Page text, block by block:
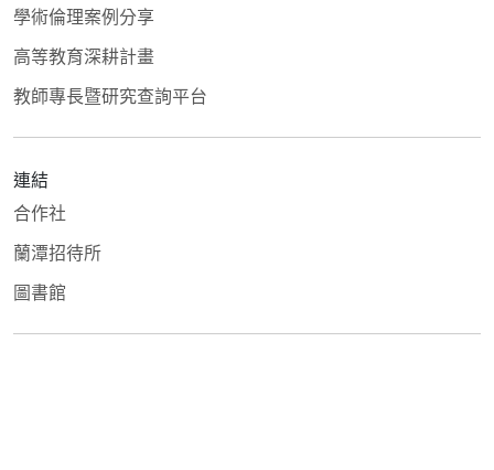
學術倫理案例分享
高等教育深耕計畫
教師專長暨研究查詢平台
連結
合作社
蘭潭招待所
圖書館